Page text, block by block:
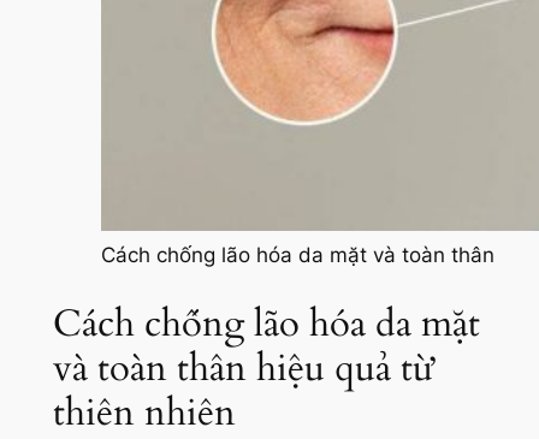
Cách chống lão hóa da mặt và toàn thân
Cách chống lão hóa da mặt
và toàn thân hiệu quả từ
thiên nhiên